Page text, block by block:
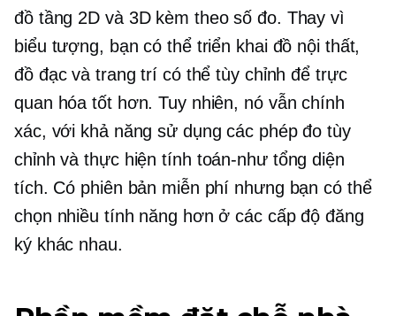
đồ tầng 2D và 3D kèm theo số đo. Thay vì
biểu tượng, bạn có thể triển khai đồ nội thất,
đồ đạc và trang trí có thể tùy chỉnh để trực
quan hóa tốt hơn. Tuy nhiên, nó vẫn chính
xác, với khả năng sử dụng các phép đo tùy
chỉnh và thực hiệntính toán-nhưtổng diện
tích. Có phiên bản miễn phí nhưng bạn có thể
chọn nhiều tính năng hơn ở các cấp độ đăng
ký khác nhau.